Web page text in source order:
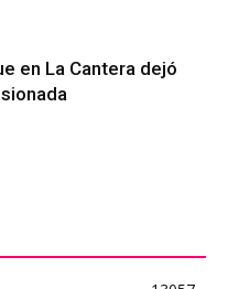
en La Cantera dejó